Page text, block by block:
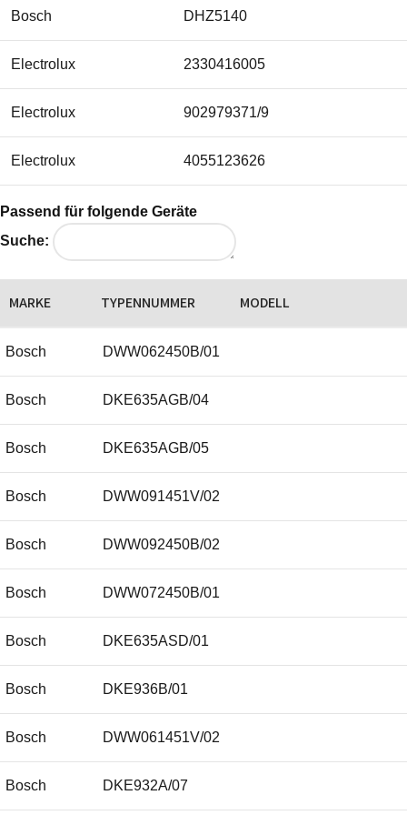
Bosch DHZ5140
Electrolux 2330416005
Electrolux 902979371/9
Electrolux 4055123626
Electrolux 42 1000 39 36-00/3
Electrolux 421000393600/3
Electrolux 4210003936003
Electrolux 49 99 77-05/6
Electrolux 49997705/6
Electrolux 499977056
Electrolux 5 4021 61 94-00/6
Electrolux 54021619400/6
Electrolux 540216194006
Electrolux 5016 60 36-00/9
Electrolux 5016603600/9
Electrolux 50166036009
Electrolux 5016 60 75-00/7
Passend für folgende Geräte
Suche:
MARKE TYPENNUMMER MODELL
Bosch DWW062450B/01
Bosch DKE635AGB/04
Bosch DKE635AGB/05
Bosch DWW091451V/02
Bosch DWW092450B/02
Bosch DWW072450B/01
Bosch DKE635ASD/01
Bosch DKE936B/01
Bosch DWW061451V/02
Bosch DKE932A/07